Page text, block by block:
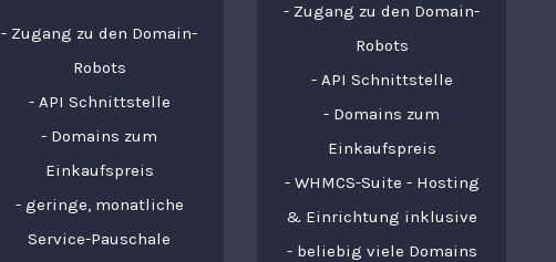
- Zugang zu den Domain-
Robots
- API Schnittstelle
- Domains zum
Einkaufspreis
- geringe, monatliche
Service-Pauschale
- Zugang zu den Domain-
Robots
- API Schnittstelle
- Domains zum
Einkaufspreis
- WHMCS-Suite - Hosting
& Einrichtung inklusive
- beliebig viele Domains